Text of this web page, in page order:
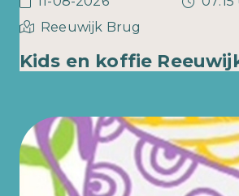
Reeuwijk Brug
Kids en koffie